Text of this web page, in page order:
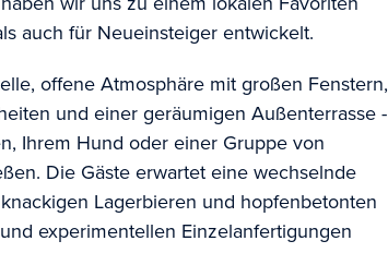
auch für Neueinsteiger entwickelt.
offene Atmosphäre mit großen Fenstern,
und einer geräumigen Außenterrasse -
Ihrem Hund oder einer Gruppe von
Die Gäste erwartet eine wechselnde
Lagerbieren und hopfenbetonten
experimentellen Einzelanfertigungen